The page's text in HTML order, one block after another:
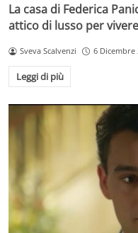
La casa di Federica
attico di lusso per
Sveva Scalvenzi 6 Dicembre
Leggi di più